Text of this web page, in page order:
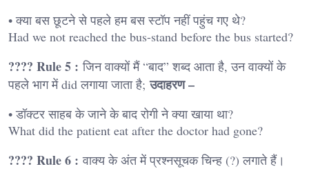
• क्या बस छूटने से पहले हम बस स्टॉप नहीं पहुंच गए थे?
Had we not reached the bus-stand before the bus started?
???? Rule 5 :जिन वाक्यों मैं “बाद” शब्द आता है, उन वाक्यों के
पहले भाग में did लगाया जाता है;उदाहरण –
• डॉक्टर साहब के जाने के बाद रोगी ने क्या खाया था?
What did the patient eat after the doctor had gone?
???? Rule 6 : वाक्य के अंत में प्रश्नसूचक चिन्ह (?) लगाते हैं।